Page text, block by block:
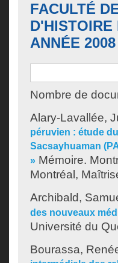
FACULTÉ
ANNÉE 2008
Nombre de
Alary-Lavallée,
péruvien : étude
Sacsayhuaman
» Mémoire.
Montréal,
Archibald,
des nouveaux
Université du
Bourassa,